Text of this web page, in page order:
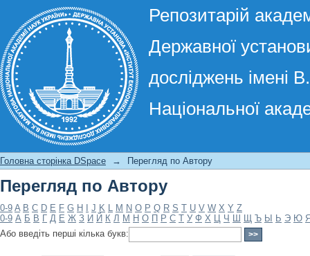
Репозитарій
Державної
досліджень імені
Національної
Перегляд по Автору
Головна сторінка DSpace → Перегляд по Автору
Перегляд по Автору
0-9 A B C D E F G H J K L M N O P Q R S T U V W X Y Z
0-9 А Б В Г Д Е Ж З И Й К Л М Н О П Р С Т У Ф Х Ц Ч Ш Щ Ъ Ы Ь Э Ю
Або введіть перші кілька букв: